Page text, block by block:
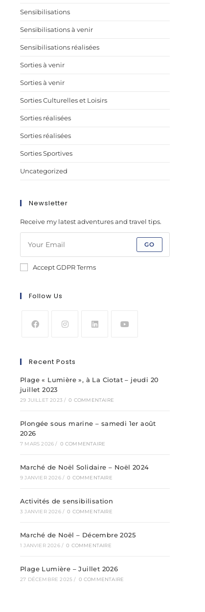
Sensibilisations
Sensibilisations à venir
Sensibilisations réalisées
Sorties à venir
Sorties à venir
Sorties Culturelles et Loisirs
Sorties réalisées
Sorties réalisées
Sorties Sportives
Uncategorized
Newsletter
Receive my latest adventures and travel tips.
GO
Accept GDPR Terms
Follow Us
Recent Posts
Plage « Lumière », à La Ciotat – jeudi 20
juillet 2023
29 JUILLET 2023 / 0 COMMENTAIRE
Plongée sous marine – samedi 1er août
2026
7 MARS 2026 / 0 COMMENTAIRE
Marché de Noël Solidaire – Noël 2024
9 JANVIER 2026 / 0 COMMENTAIRE
Activités de sensibilisation
3 JANVIER 2026 / 0 COMMENTAIRE
Marché de Noël – Décembre 2025
1 JANVIER 2026 / 0 COMMENTAIRE
Plage Lumière – Juillet 2026
27 DÉCEMBRE 2025 / 0 COMMENTAIRE